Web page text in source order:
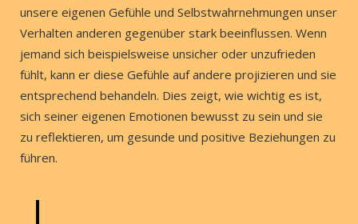
unsere eigenen Gefühle und Selbstwahrnehmungen unser
Verhalten anderen gegenüber stark beeinflussen. Wenn
jemand sich beispielsweise unsicher oder unzufrieden
fühlt, kann er diese Gefühle auf andere projizieren und sie
entsprechend behandeln. Dies zeigt, wie wichtig es ist,
sich seiner eigenen Emotionen bewusst zu sein und sie
zu reflektieren, um gesunde und positive Beziehungen zu
führen.